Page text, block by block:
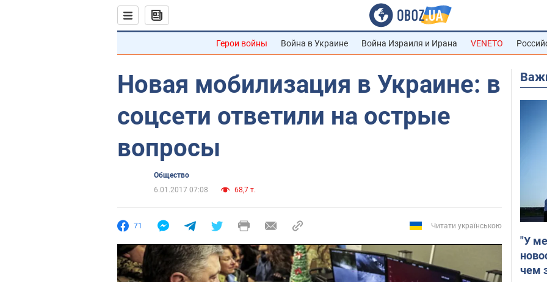
Герои войны Война в Украине Война Израиля и Ирана VENETO
Новая мобилизация в Украине: в
соцсети ответили на острые
вопросы
Общество
6.01.2017 07:08
68,7 т.
71 Читати українською
"У
чем